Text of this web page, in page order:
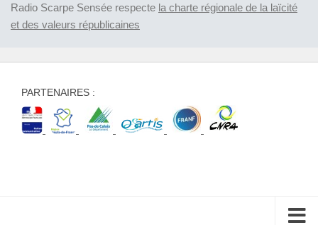
Radio Scarpe Sensée respecte la charte régionale de la laïcité
et des valeurs républicaines
PARTENAIRES :